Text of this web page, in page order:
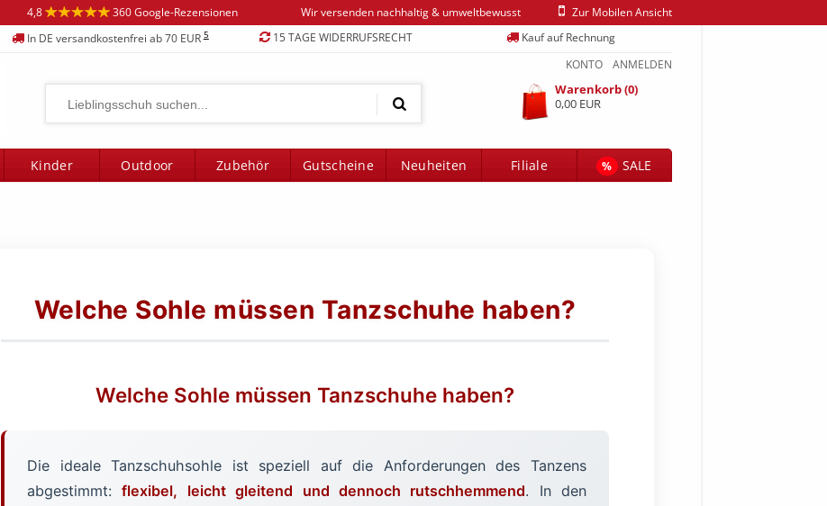
4,8 360 Google-Rezensionen Wir versenden nachhaltig & umweltbewusst
Zur Mobilen Ansicht
In DE versandkostenfrei ab 70 EUR5 15 TAGE WIDERRUFSRECHT
Kauf auf Rechnung
ANMELDEN
KONTO
Warenkorb (0)
0,00 EUR
Kinder Outdoor Zubehör Gutscheine Neuheiten Filiale %
SALE
Welche Sohle müssen Tanzschuhe haben?
Welche Sohle müssen Tanzschuhe haben?
Die ideale Tanzschuhsohle ist speziell auf die Anforderungen des Tanzens
abgestimmt:flexibel, leicht gleitend und dennoch rutschhemmend. In den